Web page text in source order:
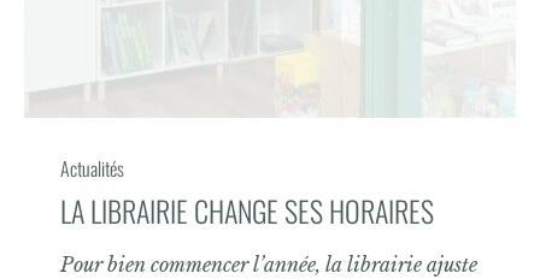
Actualités
LA LIBRAIRIE CHANGE SES HORAIRES
Pour bien commencer l’année, la librairie ajuste